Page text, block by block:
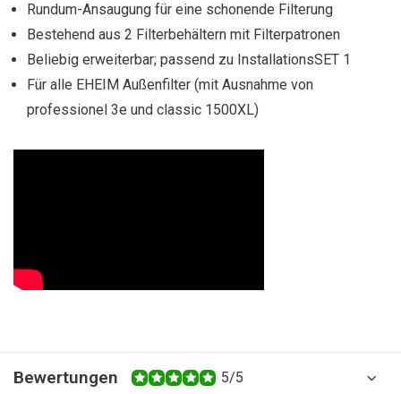
Rundum-Ansaugung für eine schonende Filterung
Bestehend aus 2 Filterbehältern mit Filterpatronen
Beliebig erweiterbar; passend zu InstallationsSET 1
Für alle EHEIM Außenfilter (mit Ausnahme von
professionel 3e und classic 1500XL)
Bewertungen 5/5